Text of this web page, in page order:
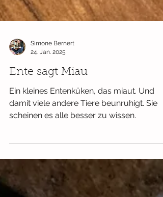
Simone Bernert
24. Jan. 2025
Ente sagt Miau
scheinen es alle besser zu wissen.